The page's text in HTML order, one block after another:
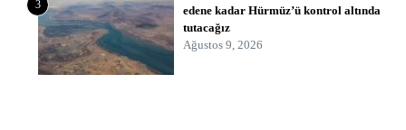
3
edene kadar Hürmüz’ü kontrol altında
tutacağız
Ağustos 9, 2026